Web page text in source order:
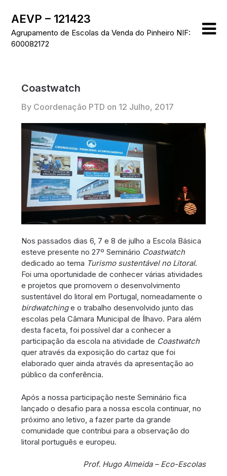
content
AEVP – 121423
Agrupamento de Escolas da Venda do Pinheiro NIF:
600082172
Coastwatch
By Coordenação PTD on 12 Julho, 2017
Nos passados dias 6, 7 e 8 de julho a Escola Básica
esteve presente no 27º Seminário Coastwatch
dedicado ao tema Turismo sustentável no Litoral.
Foi uma oportunidade de conhecer várias atividades
e projetos que promovem o desenvolvimento
sustentável do litoral em Portugal, nomeadamente o
birdwatchinge o trabalho desenvolvido junto das
escolas pela Câmara Municipal de Ílhavo. Para além
desta faceta, foi possível dar a conhecer a
participação da escola na atividade de Coastwatch
quer através da exposição do cartaz que foi
elaborado quer ainda através da apresentação ao
público da conferência.
Após a nossa participação neste Seminário fica
lançado o desafio para a nossa escola continuar, no
próximo ano letivo, a fazer parte da grande
comunidade que contribui para a observação do
litoral português e europeu.
Prof. Hugo Almeida – Eco-Escolas